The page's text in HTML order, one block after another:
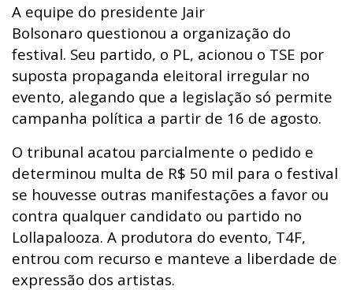
A equipe do presidente Jair
Bolsonaro questionou a organização do
festival. Seu partido, o PL, acionou o TSE por
suposta propaganda eleitoral irregular no
evento, alegando que a legislação só permite
campanha política a partir de 16 de agosto.
O tribunal acatou parcialmente o pedido e
determinou multa de R$ 50 mil para o festival
se houvesse outras manifestações a favor ou
contra qualquer candidato ou partido no
Lollapalooza. A produtora do evento, T4F,
entrou com recurso e manteve a liberdade de
expressão dos artistas.